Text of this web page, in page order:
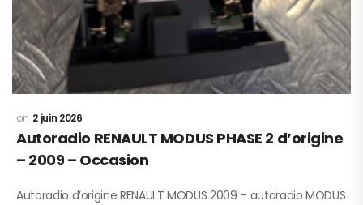
2 juin 2026
Autoradio RENAULT MODUS PHASE 2 d’origine
– 2009 – Occasion
Autoradio d’origine RENAULT MODUS 2009 – autoradio MODUS